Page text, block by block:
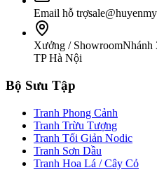
Email hỗ trợ
Xưởng / ShowroomNhánh
TP Hà Nội
Bộ Sưu Tập
Tranh Phong Cảnh
Tranh Trừu Tượng
Tranh Tối Giản Nodic
Tranh Sơn Dầu
Tranh Hoa Lá / Cây Cỏ